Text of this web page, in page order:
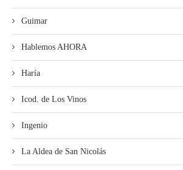
Guimar
Hablemos AHORA
Haría
Icod. de Los Vinos
Ingenio
La Aldea de San Nicolás